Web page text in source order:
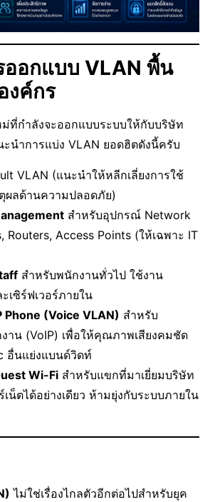
ออกแบบ VLAN พื้น
งค์กร
ที่กำลังจะออกแบบระบบให้กับบริษัท
ะนำการแบ่ง VLAN ยอดฮิตดังนี้ครับ
VLAN (แนะนำให้หลีกเลี่ยงการใช้
ตุผลด้านความปลอดภัย)
สำหรับอุปกรณ์ Network
Routers, Access Points (ให้เฉพาะ IT
สำหรับพนักงานทั่วไป ใช้งาน
เซิร์ฟเวอร์ภายใน
Phone (Voice VLAN) สำหรับ
าน (VoIP) เพื่อให้คุณภาพเสียงคมชัด
อื่นแย่งแบนด์วิดท์
Wi-Fi สำหรับแขกที่มาเยี่ยมบริษัท
น็ตได้อย่างเดียว ห้ามยุ่งกับระบบภายใน
ไม่ใช่เรื่องไกลตัวอีกต่อไปสำหรับยุค